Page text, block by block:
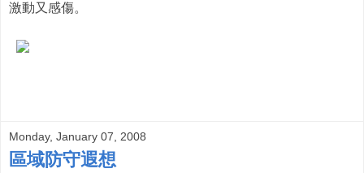
激動又感傷。
Monday, January 07, 2008
區域防守遐想